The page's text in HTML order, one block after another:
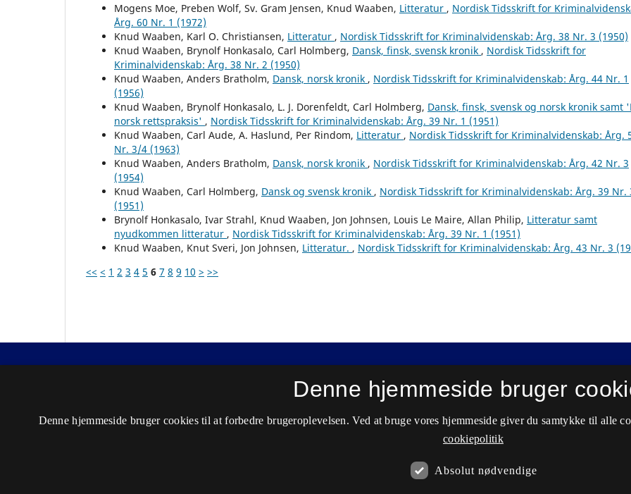
Mogens Moe, Preben Wolf, Sv. Gram Jensen, Knud Waaben, Litteratur , Nordisk Tidsskrift for
Årg. 60 Nr. 1 (1972)
Knud Waaben, Karl O. Christiansen, Litteratur , Nordisk Tidsskrift for Kriminalvidenskab: Årg. 38 Nr. 3 (1950)
Knud Waaben, Brynolf Honkasalo, Carl Holmberg, Dansk, finsk, svensk kronik , Nordisk Tidsskrift for
Kriminalvidenskab: Årg. 38 Nr. 2 (1950)
Knud Waaben, Anders Bratholm, Dansk, norsk kronik , Nordisk Tidsskrift for Kriminalvidenskab: Årg. 44 Nr. 1
(1956)
Knud Waaben, Brynolf Honkasalo, L. J. Dorenfeldt, Carl Holmberg, Dansk, finsk, svensk og norsk kronik samt
norsk rettspraksis' , Nordisk Tidsskrift for Kriminalvidenskab: Årg. 39 Nr. 1 (1951)
Knud Waaben, Carl Aude, A. Haslund, Per Rindom, Litteratur , Nordisk Tidsskrift for Kriminalvidenskab: Årg.
Nr. 3/4 (1963)
Knud Waaben, Anders Bratholm, Dansk, norsk kronik , Nordisk Tidsskrift for Kriminalvidenskab: Årg. 42 Nr. 3
(1954)
Knud Waaben, Carl Holmberg, Dansk og svensk kronik , Nordisk Tidsskrift for Kriminalvidenskab: Årg. 39 Nr.
(1951)
Brynolf Honkasalo, Ivar Strahl, Knud Waaben, Jon Johnsen, Louis Le Maire, Allan Philip, Litteratur samt
nyudkommen litteratur , Nordisk Tidsskrift for Kriminalvidenskab: Årg. 39 Nr. 1 (1951)
Knud Waaben, Knut Sveri, Jon Johnsen, Litteratur. , Nordisk Tidsskrift for Kriminalvidenskab: Årg. 43 Nr. 3
<< < 1 2 3 4 5 6 7 8 9 10 > >>
Nordisk Tidsskrift for Kriminalvidenskab
ISSN 2446-3051 (Online)
Denne hjemmeside bruger
Denne hjemmeside bruger cookies til at forbedre brugeroplevelsen. Ved at bruge vores hjemmeside giver du samtykke til alle
cookiepolitik
Absolut nødvendige